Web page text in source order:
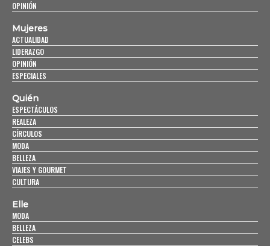
OPINIÓN
Mujeres
ACTUALIDAD
LIDERAZGO
OPINIÓN
ESPECIALES
Quién
ESPECTÁCULOS
REALEZA
CÍRCULOS
MODA
BELLEZA
VIAJES Y GOURMET
CULTURA
Elle
MODA
BELLEZA
CELEBS